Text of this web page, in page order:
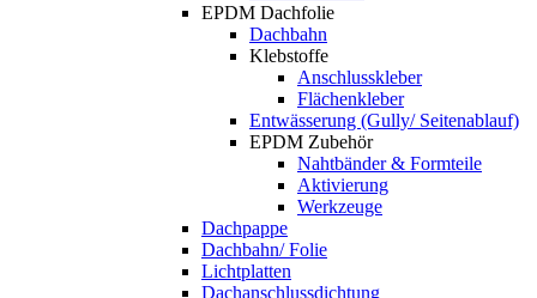
EPDM Dachfolie
Dachbahn
Klebstoffe
Anschlusskleber
Flächenkleber
Entwässerung (Gully/ Seitenablauf)
EPDM Zubehör
Nahtbänder & Formteile
Aktivierung
Werkzeuge
Dachpappe
Dachbahn/ Folie
Lichtplatten
Dachanschlussdichtung